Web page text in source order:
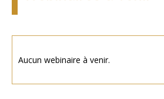
Aucun webinaire à venir.